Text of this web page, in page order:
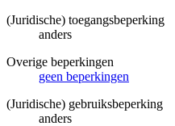
(Juridische) toegangsbeperking
anders
Overige beperkingen
geen beperkingen
(Juridische) gebruiksbeperking
anders